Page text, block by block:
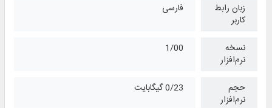
زبان رابط
کاربر
فارسی
نسخه
نرم‌افزار
1/00
حجم
نرم‌افزار
0/23 گیگابایت